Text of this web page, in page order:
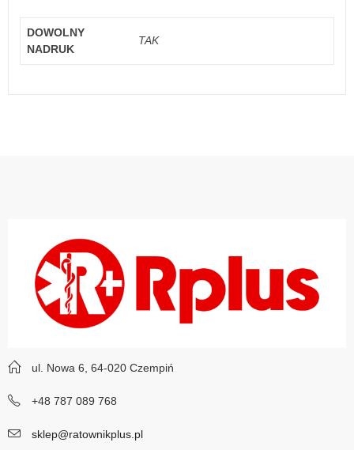
DOWOLNY
NADRUK
TAK
ul. Nowa 6, 64-020 Czempiń
+48 787 089 768
sklep@ratownikplus.pl